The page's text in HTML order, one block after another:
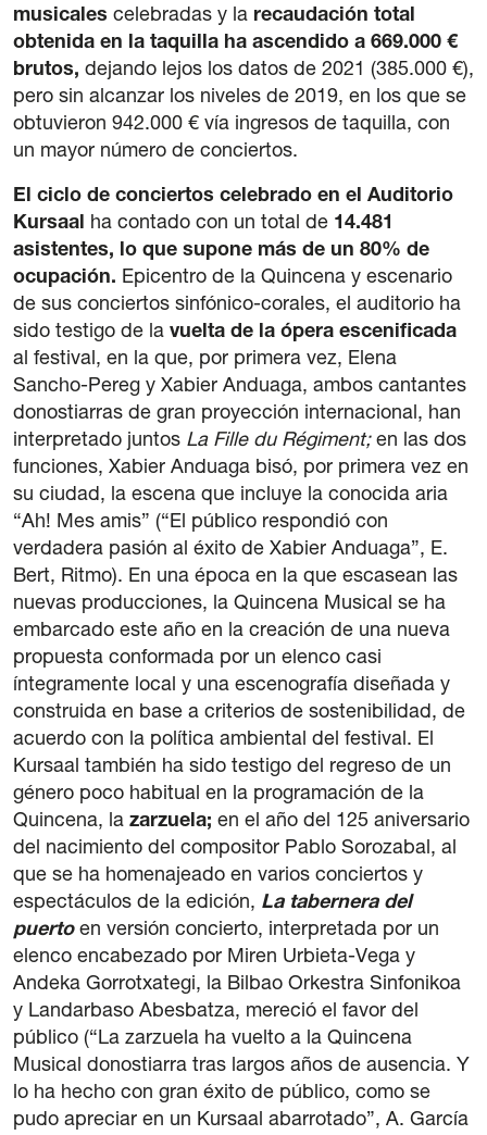
musicales celebradas y la recaudación total
obtenida en la taquilla ha ascendido a 669.000 €
brutos, dejando lejos los datos de 2021 (385.000 €),
pero sin alcanzar los niveles de 2019, en los que se
obtuvieron 942.000 € vía ingresos de taquilla, con
un mayor número de conciertos.
El ciclo de conciertos celebrado en el Auditorio
Kursaal ha contado con un total de 14.481
asistentes, lo que supone más de un 80% de
ocupación. Epicentro de la Quincena y escenario
de sus conciertos sinfónico-corales, el auditorio ha
sido testigo de la vuelta de la ópera escenificada
al festival, en la que, por primera vez, Elena
Sancho-Pereg y Xabier Anduaga, ambos cantantes
donostiarras de gran proyección internacional, han
interpretado juntos La Fille du Régiment;en las dos
funciones, Xabier Anduaga bisó, por primera vez en
su ciudad, la escena que incluye la conocida aria
“Ah! Mes amis” (“El público respondió con
verdadera pasión al éxito de Xabier Anduaga”, E.
Bert, Ritmo). En una época en la que escasean las
nuevas producciones, la Quincena Musical se ha
embarcado este año en la creación de una nueva
propuesta conformada por un elenco casi
íntegramente local y una escenografía diseñada y
construida en base a criterios de sostenibilidad, de
acuerdo con la política ambiental del festival. El
Kursaal también ha sido testigo del regreso de un
género poco habitual en la programación de la
Quincena, la zarzuela; en el año del 125 aniversario
del nacimiento del compositor Pablo Sorozabal, al
que se ha homenajeado en varios conciertos y
espectáculos de la edición, La tabernera del
puertoen versión concierto, interpretada por un
elenco encabezado por Miren Urbieta-Vega y
Andeka Gorrotxategi, la Bilbao Orkestra Sinfonikoa
y Landarbaso Abesbatza, mereció el favor del
público (“La zarzuela ha vuelto a la Quincena
Musical donostiarra tras largos años de ausencia. Y
lo ha hecho con gran éxito de público, como se
pudo apreciar en un Kursaal abarrotado”, A. García